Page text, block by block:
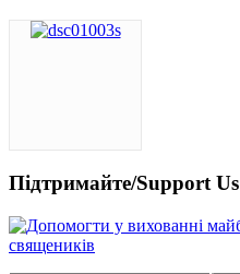
Підтримайте/Support Us